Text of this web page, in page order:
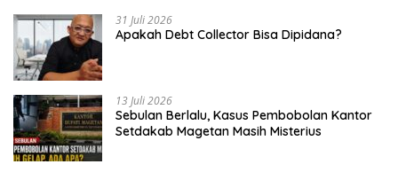
31 Juli 2026
Apakah Debt Collector Bisa Dipidana?
13 Juli 2026
Sebulan Berlalu, Kasus Pembobolan Kantor
Setdakab Magetan Masih Misterius